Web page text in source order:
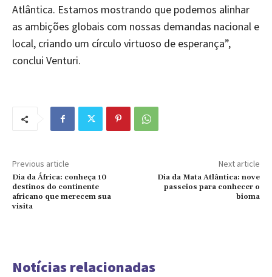
Atlântica. Estamos mostrando que podemos alinhar
as ambições globais com nossas demandas nacional e
local, criando um círculo virtuoso de esperança”,
conclui Venturi.
Previous article
Dia da África: conheça 10
destinos do continente
africano que merecem sua
visita
Next article
Dia da Mata Atlântica: nove
passeios para conhecer o
bioma
Notícias relacionadas